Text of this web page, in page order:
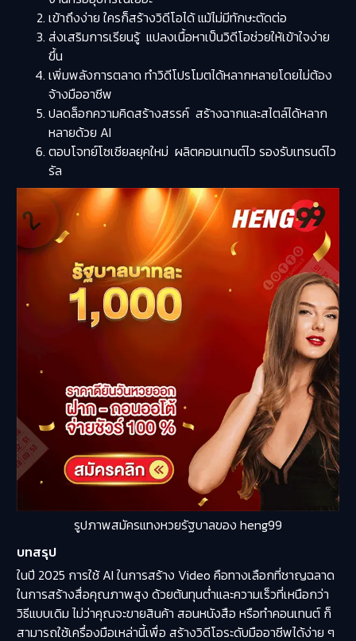
เข้าถึงง่าย ใครก็สร้างวิดีโอได้ แม้ไม่มีทักษะตัดต่อ
ส่งเสริมการเรียนรู้ แปลงเนื้อหาเป็นวิดีโอช่วยให้เข้าใจง่าย
ขึ้น
เพิ่มพลังการตลาด ทำวิดีโปรโมตได้หลากหลายโดยไม่ต้อง
จ้างมืออาชีพ
ปลดล็อกความคิดสร้างสรรค์ สร้างฉากและสไตล์ได้หลาก
หลายด้วย AI
ตอบโจทย์โซเชียลยุคใหม่ ผลิตคอนเทนต์ไว รองรับเทรนด์ไว
รัล
รูปภาพสมัครแทงหวยรัฐบาลของ heng99
บทสรุป
ในปี 2025 การใช้ AI ในการสร้าง Video คือทางเลือกที่ชาญฉลาด
ในการสร้างสื่อคุณภาพสูง ด้วยต้นทุนต่ำและความเร็วที่เหนือกว่า
วิธีแบบเดิม ไม่ว่าคุณจะขายสินค้า สอนหนังสือ หรือทำคอนเทนต์ ก็
สามารถใช้เครื่องมือเหล่านี้เพื่อ สร้างวิดีโอระดับมืออาชีพได้ง่าย ๆ